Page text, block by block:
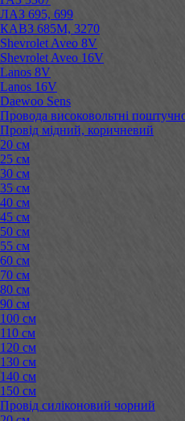
ЛАЗ 695, 699
КАВЗ 685М, 3270
Shevrolet Aveo 8V
Shevrolet Aveo 16V
Lanos 8V
Lanos 16V
Daewoo Sens
Провода високовольтні
Провід мідний, коричневий
20 см
25 см
30 см
35 см
40 см
45 см
50 см
55 см
60 см
70 см
80 см
90 см
100 см
110 см
120 см
130 см
140 см
150 см
Провід силіконовий чорний